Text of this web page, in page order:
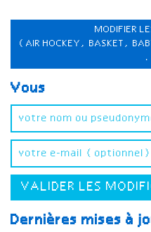
MODIFIER
(AIR HOCKEY, BASKET,
Vous
VALIDER LES
Dernières mises à